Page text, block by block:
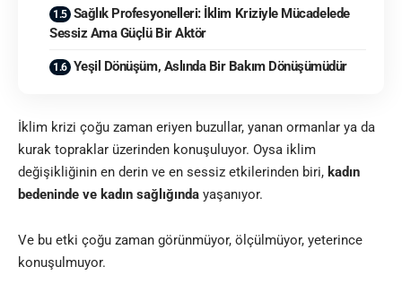
Sağlık Profesyonelleri: İklim Kriziyle Mücadelede
Sessiz Ama Güçlü Bir Aktör
Yeşil Dönüşüm, Aslında Bir Bakım Dönüşümüdür
İklim krizi çoğu zaman eriyen buzullar, yanan ormanlar ya da
kurak topraklar üzerinden konuşuluyor. Oysa iklim
değişikliğinin en derin ve en sessiz etkilerinden biri, kadın
bedeninde ve kadın sağlığında yaşanıyor.
Ve bu etki çoğu zaman görünmüyor, ölçülmüyor, yeterince
konuşulmuyor.